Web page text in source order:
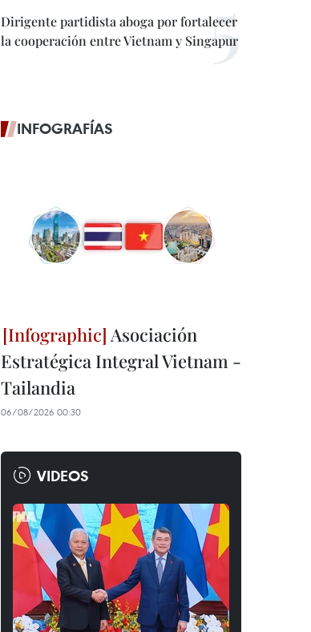
Dirigente partidista aboga por fortalecer
la cooperación entre Vietnam y Singapur
INFOGRAFÍAS
Asociación
Estratégica Integral Vietnam -
Tailandia
06/08/2026 00:30
VIDEOS